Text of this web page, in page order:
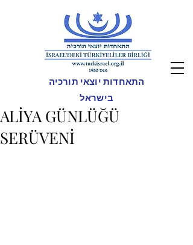
התאחדות יוצאי תורכיה
בישראל
ALİYA GÜNLÜĞÜ
SERÜVENİ